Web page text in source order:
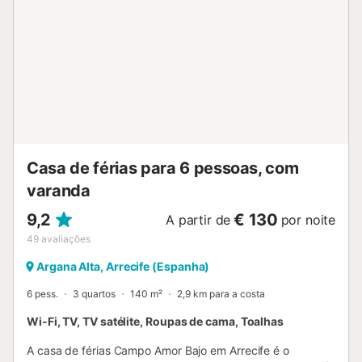
Casa de férias para 6 pessoas, com
varanda
9,2
49 avaliações
A partir de € 130 por noite
Argana Alta, Arrecife (Espanha)
6 pess. 3 quartos 140 m² 2,9 km para a costa
Wi-Fi, TV, TV satélite, Roupas de cama, Toalhas
A casa de férias Campo Amor Bajo em Arrecife é o